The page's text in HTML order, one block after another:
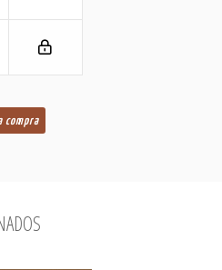
compra